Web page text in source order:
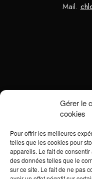
Gérer le
cookies
Pour offrir les meilleures
telles que les cookies pour
appareils. Le fait de
des données telles que le
sur ce site. Le fait de ne pas
Mail.
Les